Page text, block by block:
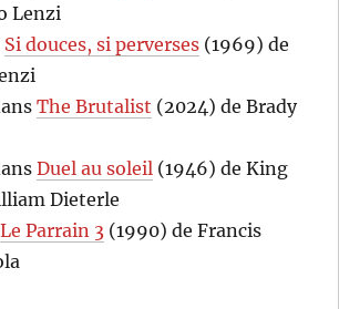
Lenzi
Si douces, si perverses (1969) de
The Brutalist (2024) de Brady
Duel au soleil (1946) de King
Dieterle
Le Parrain 3 (1990) de Francis